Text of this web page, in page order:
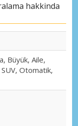
hakkinda
Büyük, Aile,
Otomatik,